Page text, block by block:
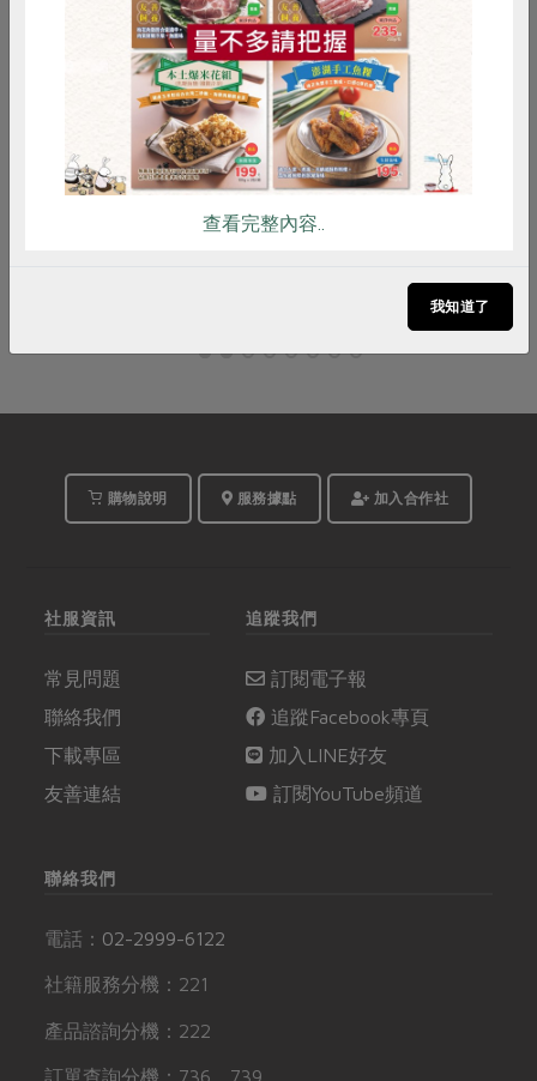
時間 2026-09-05
14:00-16:30
地點 合作社站所 - 苓雅站
費用 詳見活動介紹
購物說明 服務據點 加入合作社
社服資訊
常見問題
聯絡我們
下載專區
友善連結
追蹤我們
訂閱電子報
追蹤Facebook專頁
加入LINE好友
訂閱YouTube頻道
聯絡我們
電話： 02-2999-6122
社籍服務分機：221
產品諮詢分機：222
訂單查詢分機：736、739
雞蛋 食安 共同購買
查看完整內容..
我知道了